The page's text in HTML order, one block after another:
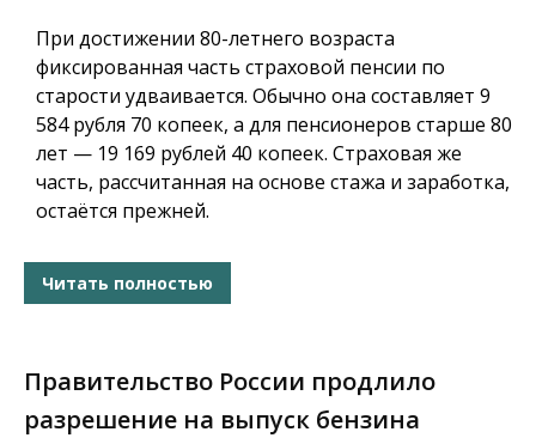
При достижении 80-летнего возраста
фиксированная часть страховой пенсии по
старости удваивается. Обычно она составляет 9
584 рубля 70 копеек, а для пенсионеров старше 80
лет — 19 169 рублей 40 копеек. Страховая же
часть, рассчитанная на основе стажа и заработка,
остаётся прежней.
Читать полностью
Правительство России продлило
разрешение на выпуск бензина